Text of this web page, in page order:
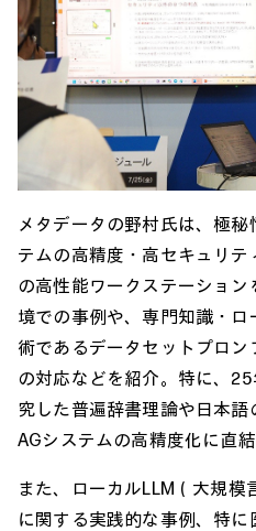
メタデータの野村氏は、極
テムの高精度・高セキュリ
の高性能ワークステーショ
境での事例や、専門知識・
術であるデータセットプロ
の対応などを紹介。特に、
究した普遍辞書理論や日本
AGシステムの高精度化に直
また、ローカルLLM（大規模
に関する実践的な事例、特